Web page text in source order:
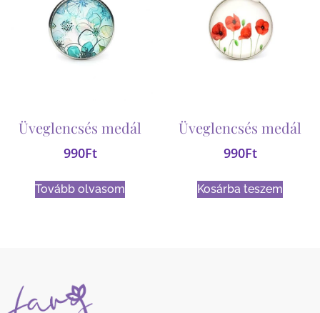
Üveglencsés medál
990Ft
Tovább olvasom
Üveglencsés medál
990Ft
Kosárba teszem